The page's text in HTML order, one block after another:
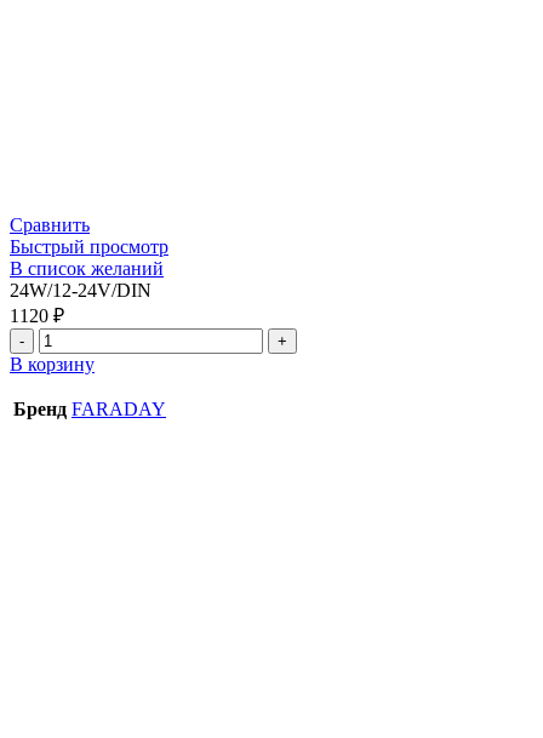
Сравнить
Быстрый просмотр
В список желаний
24W/12-24V/DIN
1120 ₽
В корзину
Бренд FARADAY